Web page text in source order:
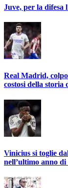
Juve, per la difesa
Real Madrid,
costosi della storia
Vinicius si toglie
nell’ultimo anno